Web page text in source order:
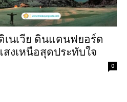
เนเวีย ดินแดนฟยอร์ด
งเหนือสุดประทับใจ
0